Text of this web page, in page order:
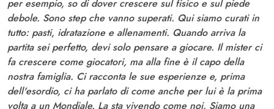
per esempio, so di dover crescere sul fisico e sul piede
debole. Sono step che vanno superati. Qui siamo curati in
tutto: pasti, idratazione e allenamenti. Quando arriva la
partita sei perfetto, devi solo pensare a giocare. Il mister ci
fa crescere come giocatori, ma alla fine è il capo della
nostra famiglia. Ci racconta le sue esperienze e, prima
dell'esordio, ci ha parlato di come anche per lui è la prima
volta a un Mondiale. La sta vivendo come noi. Siamo una